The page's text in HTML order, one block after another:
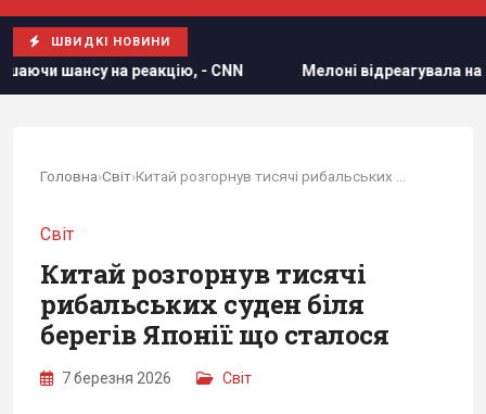
ШВИДКІ НОВИНИ
Мелоні відреагувала на вимогу Іспанії щодо
Головна›Світ›
Світ
Китай розгорнув тисячі
рибальських суден біля
берегів Японії: що сталося
7 березня 2026 Світ